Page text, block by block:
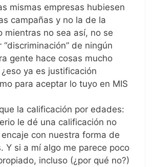
mismas empresas hubiesen
campañas y no la de la
mientras no sea así, no se
de ningún
gente hace cosas mucho
ya es justificación
para aceptar lo tuyo en MIS
la calificación por edades:
le dé una calificación no
con nuestra forma de
Y si a mí algo me parece poco
incluso (¿por qué no?)